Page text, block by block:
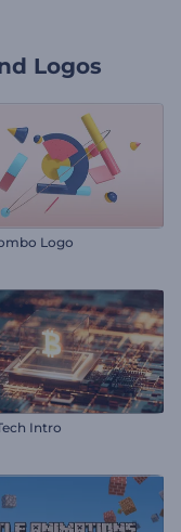
Logos
Logo
Intro